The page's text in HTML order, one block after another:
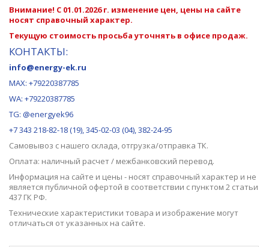
Внимание! С 01.01.2026 г. изменение цен, цены на сайте
носят справочный характер.
Текущую стоимость просьба уточнять в офисе продаж.
КОНТАКТЫ:
info@energy-ek.ru
MAX: +79220387785
WA: +79220387785
TG: @energyek96
+7 343 218-82-18 (19), 345-02-03 (04), 382-24-95
Самовывоз с нашего склада, отгрузка/отправка ТК.
Оплата: наличный расчет / межбанковский перевод.
Информация на сайте и цены - носят справочный характер и не
является публичной офертой в соответствии с пунктом 2 статьи
437 ГК РФ.
Технические характеристики товара и изображение могут
отличаться от указанных на сайте.